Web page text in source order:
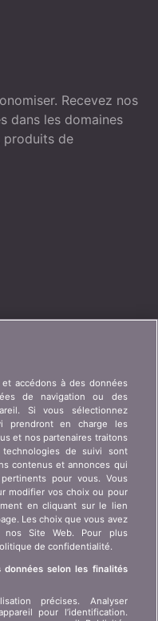
Recevez nos
dans les domaines
produits de
partenariat,
client art. 45
des données
juridiques
du site
accédons à des données
de navigation ou des
Si vous sélectionnez
prendront en charge les
et nos partenaires traitons
de suivi sont
contenus et annonces qui
pour vous. Vous
modifier vos choix ou pour
en cliquant sur le lien
Les choix que vous avez
Site Web. Pour plus
de confidentialité.
selon les finalités
précises. Analyser
pour l’identification.